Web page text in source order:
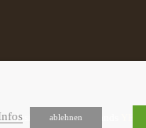
Design by YEAH-Brands
ablehnen